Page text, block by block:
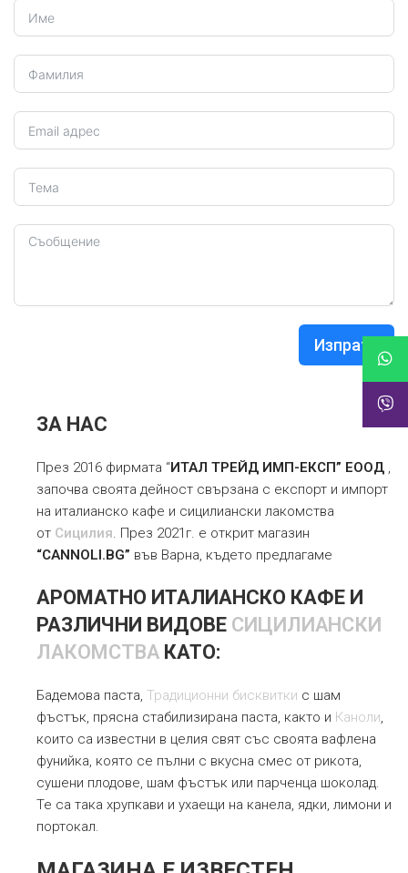
Изпрати
ЗА НАС
През 2016 фирмата “ИТАЛ ТРЕЙД ИМП-ЕКСП” ЕООД ,
започва своята дейност свързана с експорт и импорт
на италианско кафе и сицилиански лакомства
от Сицилия. През 2021г. е открит магазин
“CANNOLI.BG” във Варна, където предлагаме
АРОМАТНО ИТАЛИАНСКО КАФЕ И
РАЗЛИЧНИ ВИДОВЕ СИЦИЛИАНСКИ
ЛАКОМСТВА КАТО:
Бадемова паста, Традиционни бисквитки с шам
фъстък, прясна стабилизирана паста, както и Каноли,
които са известни в целия свят със своята вафлена
фунийка, която се пълни с вкусна смес от рикота,
сушени плодове, шам фъстък или парченца шоколад.
Те са така хрупкави и ухаещи на канела, ядки, лимони и
портокал.